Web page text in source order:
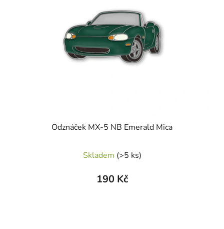
Odznáček MX-5 NB Emerald Mica
Skladem (>5 ks)
190 Kč